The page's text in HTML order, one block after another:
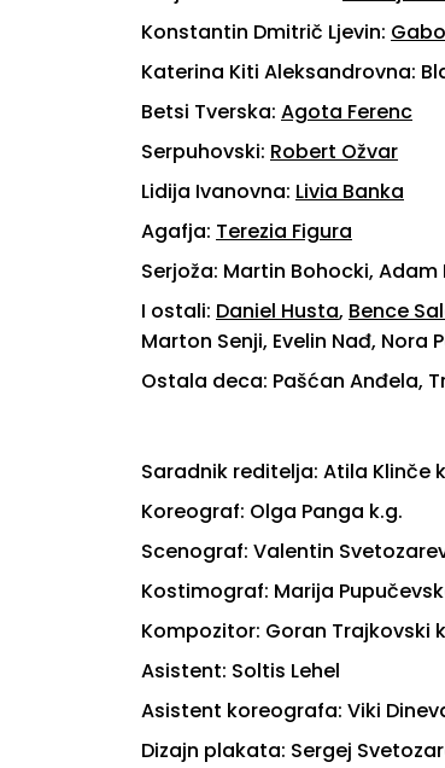
Konstantin Dmitrič Ljevin:
Katerina Kiti Aleksandrovna:
Betsi Tverska: Agota Ferenc
Serpuhovski: Robert Ožvar
Lidija Ivanovna: Livia Banka
Agafja: Terezia Figura
Serjoža: Martin Bohocki, Adam
I ostali: Daniel Husta, Bence
Marton Senji, Evelin Nađ, Nora
Ostala deca: Pašćan Anđela,
Saradnik reditelja: Atila Klinče
Koreograf: Olga Panga k.g.
Scenograf: Valentin
Kostimograf: Marija
Kompozitor: Goran Trajkovski
Asistent: Soltis Lehel
Asistent koreografa: Viki
Dizajn plakata: Sergej